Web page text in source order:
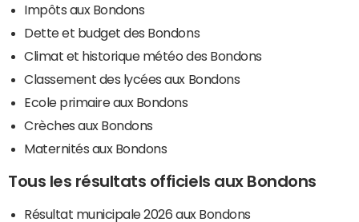
Impôts aux Bondons
Dette et budget des Bondons
Climat et historique météo des Bondons
Classement des lycées aux Bondons
Ecole primaire aux Bondons
Crèches aux Bondons
Maternités aux Bondons
Tous les résultats officiels aux Bondons
Résultat municipale 2026 aux Bondons